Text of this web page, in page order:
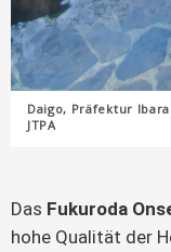
Daigo, Präfektur
JTPA
Das Fukuroda
hohe Qualität der